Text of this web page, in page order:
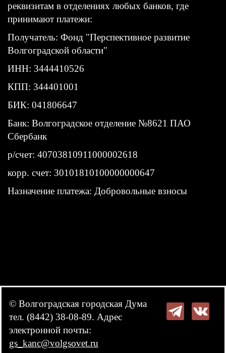
реквизитам в отделениях любых банков, где
принимают платежи:
Получатель: Фонд "Перспективное развитие
Волгоградской области"
ИНН: 3444410526
КПП: 344401001
БИК: 041806647
Банк: Волгоградское отделение №8621 ПАО
Сбербанк
р/счет: 40703810911000002618
корр. счет: 30101810100000000647
Назначение платежа: Добровольные взносы
© Волгоградская городская Дума
тел. (8442) 38-08-89. Адрес
электронной почты:
gs_kanc@volgsovet.ru